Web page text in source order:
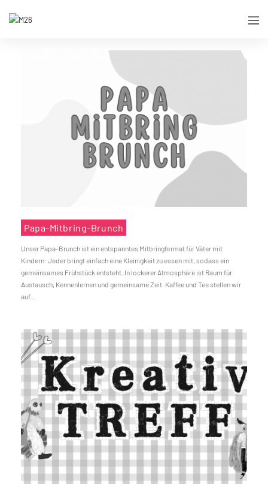
Papa-Mitbring-Brunch
Unser Papa-Brunch ist ein entspanntes Mitbringformat für Väter mit
Kindern: Jeder bringt einfach eine Kleinigkeit zu essen mit, sodass ein
gemeinsames Frühstück entsteht. In lockerer Atmosphäre ist Raum für
Austausch, Kennenlernen und gemeinsame Zeit. Kaffee und Tee stellen wir
auf...